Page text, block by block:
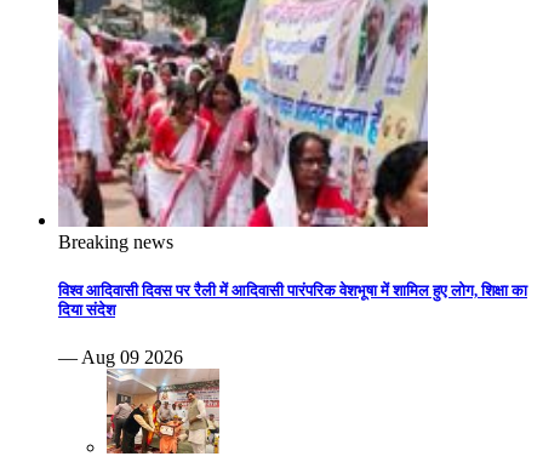
Breaking news
विश्व आदिवासी दिवस पर रैली में आदिवासी पारंपरिक वेशभूषा में शामिल हुए लोग, शिक्षा का
दिया संदेश
— Aug 09 2026